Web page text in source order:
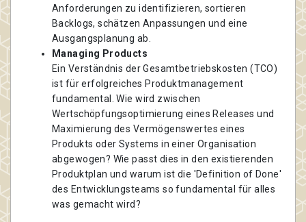
Anforderungen zu identifizieren, sortieren
Backlogs, schätzen Anpassungen und eine
Ausgangsplanung ab.
Managing Products
Ein Verständnis der Gesamtbetriebskosten (TCO)
ist für erfolgreiches Produktmanagement
fundamental. Wie wird zwischen
Wertschöpfungsoptimierung eines Releases und
Maximierung des Vermögenswertes eines
Produkts oder Systems in einer Organisation
abgewogen? Wie passt dies in den existierenden
Produktplan und warum ist die 'Definition of Done'
des Entwicklungsteams so fundamental für alles
was gemacht wird?